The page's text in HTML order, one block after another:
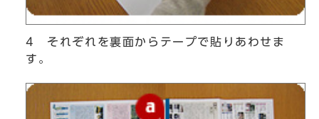
4 それぞれを裏面からテープで貼りあわせま
す。